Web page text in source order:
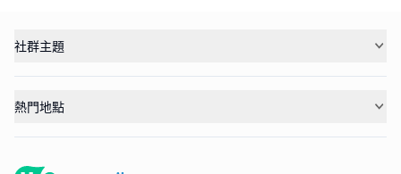
社群主題
熱門地點